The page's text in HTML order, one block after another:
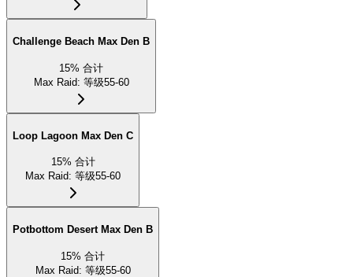
Challenge Beach Max Den B
15% 合计
Max Raid: 等级55-60
Loop Lagoon Max Den C
15% 合计
Max Raid: 等级55-60
Potbottom Desert Max Den B
15% 合计
Max Raid: 等级55-60